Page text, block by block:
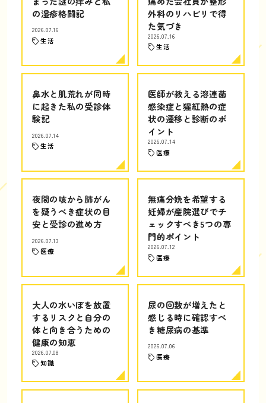
の湿疹格闘記
2026.07.16
生活
外科のリハビリで得
た気づき
2026.07.16
生活
鼻水と肌荒れが同時
に起きた私の受診体
験記
2026.07.14
生活
医師が教える溶連菌
感染症と猩紅熱の症
状の遷移と診断のポ
イント
2026.07.14
医療
夜間の咳から肺がん
を疑うべき症状の目
安と受診の進め方
2026.07.13
医療
無痛分娩を希望する
妊婦が産院選びでチ
ェックすべき5つの専
門的ポイント
2026.07.12
医療
大人の水いぼを放置
するリスクと自分の
体と向き合うための
健康の知恵
2026.07.08
知識
尿の回数が増えたと
感じる時に確認すべ
き糖尿病の基準
2026.07.06
医療